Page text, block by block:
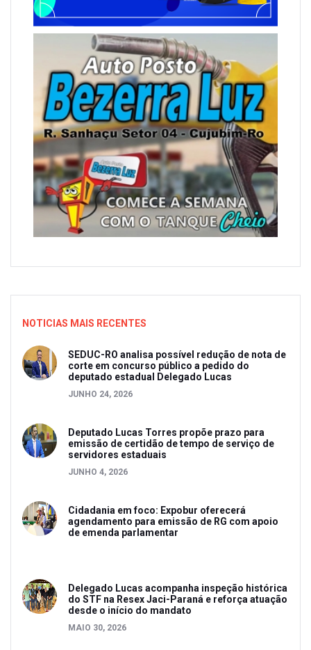
NOTICIAS MAIS RECENTES
SEDUC-RO analisa possível redução de nota de
corte em concurso público a pedido do
deputado estadual Delegado Lucas
JUNHO 24, 2026
Deputado Lucas Torres propõe prazo para
emissão de certidão de tempo de serviço de
servidores estaduais
JUNHO 4, 2026
Cidadania em foco: Expobur oferecerá
agendamento para emissão de RG com apoio
de emenda parlamentar
Delegado Lucas acompanha inspeção histórica
do STF na Resex Jaci-Paraná e reforça atuação
desde o início do mandato
MAIO 30, 2026